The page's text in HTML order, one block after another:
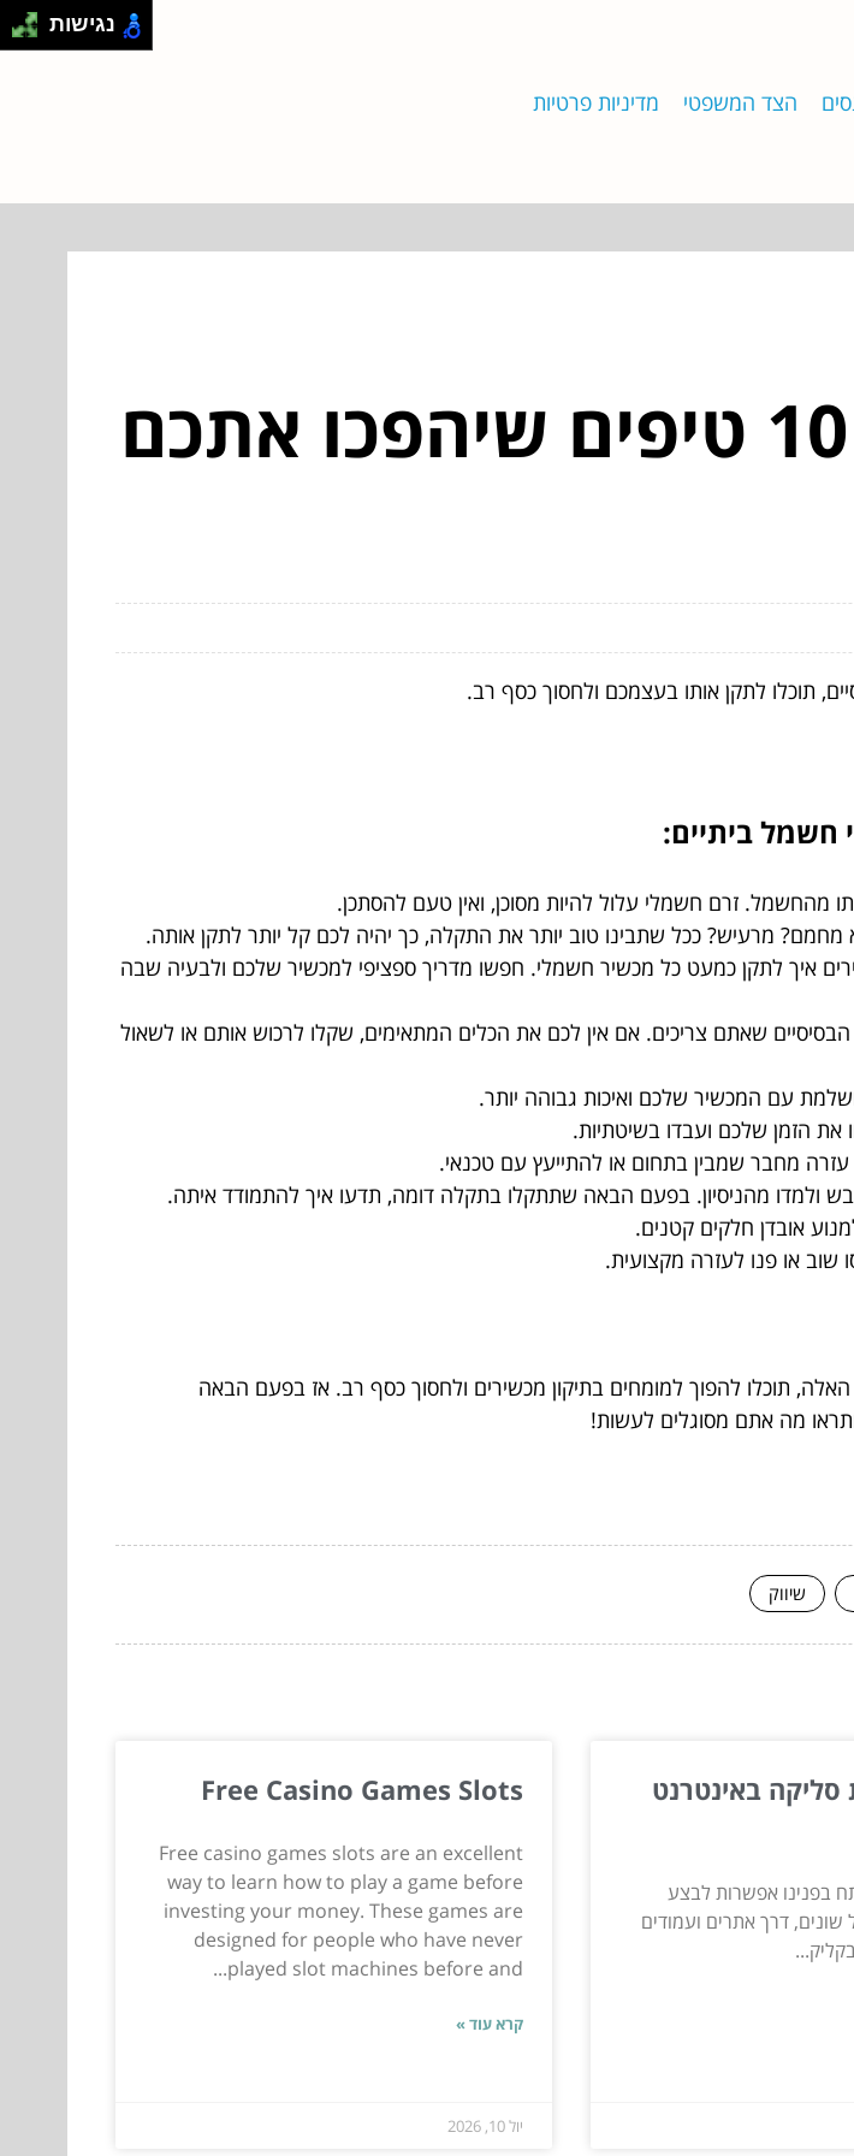
הצד המשפטי מדיניות פרטיות
תיקון מכשירי חשמל: 10 טיפים שיהפכו אתכם
תוכלו לתקן אותו בעצמכם ולחסוך כסף רב.
מהחשמל. זרם חשמלי עלול להיות מסוכן, ואין טעם להסתכן.
מרעיש? ככל שתבינו טוב יותר את התקלה, כך יהיה לכם קל יותר לתקן אותה.
איך לתקן כמעט כל מכשיר חשמלי. חפשו מדריך ספציפי למכשיר שלכם ולבעיה שבה
שאתם צריכים. אם אין לכם את הכלים המתאימים, שקלו לרכוש אותם או לשאול
עם המכשיר שלכם ואיכות גבוהה יותר.
את הזמן שלכם ועבדו בשיטתיות.
מחבר שמבין בתחום או להתייעץ עם טכנאי.
מהניסיון. בפעם הבאה שתתקלו בתקלה דומה, תדעו איך להתמודד איתה.
אובדן חלקים קטנים.
או פנו לעזרה מקצועית.
תוכלו להפוך למומחים בתיקון מכשירים ולחסוך כסף רב. אז בפעם הבאה
מה אתם מסוגלים לעשות!
שיווק
סליקה באינטרנט
בפנינו אפשרות לבצע
שונים, דרך אתרים ועמודים
Free Casino Games Slots
Free casino games slots are an excellent
way to learn how to play a game before
investing your money. These games are
designed for people who have never
played slot machines before and...
קרא עוד »
יול 10, 2026
נגישות